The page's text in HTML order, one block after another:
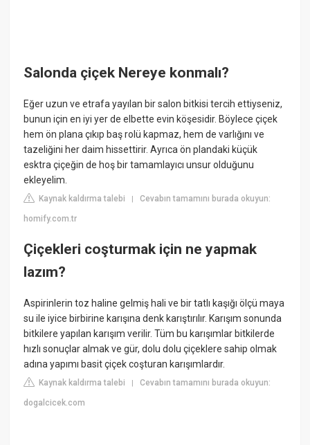
Salonda çiçek Nereye konmalı?
Eğer uzun ve etrafa yayılan bir salon bitkisi tercih ettiyseniz,
bunun için en iyi yer de elbette evin köşesidir. Böylece çiçek
hem ön plana çıkıp baş rolü kapmaz, hem de varlığını ve
tazeliğini her daim hissettirir. Ayrıca ön plandaki küçük
esktra çiçeğin de hoş bir tamamlayıcı unsur olduğunu
ekleyelim.
Kaynak kaldırma talebi |Cevabın tamamını burada okuyun:
homify.com.tr
Çiçekleri coşturmak için ne yapmak
lazım?
Aspirinlerin toz haline gelmiş hali ve bir tatlı kaşığı ölçü maya
su ile iyice birbirine karışına denk karıştırılır. Karışım sonunda
bitkilere yapılan karışım verilir. Tüm bu karışımlar bitkilerde
hızlı sonuçlar almak ve gür, dolu dolu çiçeklere sahip olmak
adına yapımı basit çiçek coşturan karışımlardır.
Kaynak kaldırma talebi |Cevabın tamamını burada okuyun:
dogalcicek.com